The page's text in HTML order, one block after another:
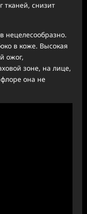
тканей, снизит
нецелесообразно.
в коже. Высокая
ожог,
зоне, на лице,
флоре она не